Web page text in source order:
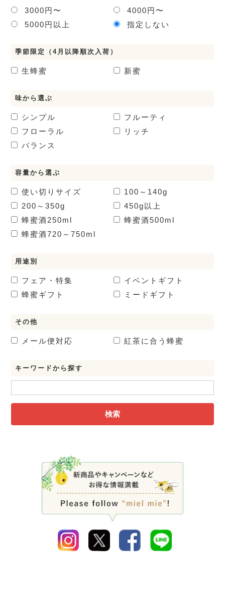
3000円〜
4000円〜
5000円以上
指定しない
季節限定（4月以降順次入荷）
生蜂蜜 新蜜
味から選ぶ
シンプル
フルーティ
フローラル
リッチ
バランス
容量から選ぶ
使い切りサイズ
100～140g
200～350g
450g以上
蜂蜜酒250ml 蜂蜜酒500ml
蜂蜜酒720～750ml
用途別
フェア・特集
イベントギフト
蜂蜜ギフト
ミードギフト
その他
メール便対応 紅茶に合う蜂蜜
キーワードから探す
検索